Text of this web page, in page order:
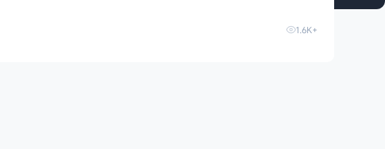
1.6K+